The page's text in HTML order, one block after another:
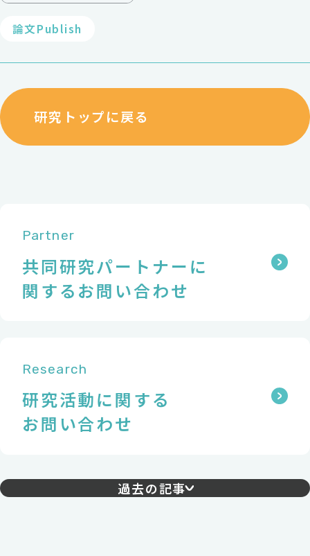
論文Publish
研究トップに戻る
Partner
共同研究パートナーに
関するお問い合わせ
Research
研究活動に関する
お問い合わせ
過去の記事